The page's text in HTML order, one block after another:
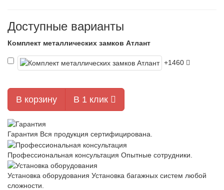
Доступные варианты
Комплект металлических замков Атлант
+1460
В корзину В 1 клик
Гарантия Вся продукция сертифицирована.
Профессиональная консультация Опытные сотрудники.
Установка оборудования Установка багажных систем любой
сложности.